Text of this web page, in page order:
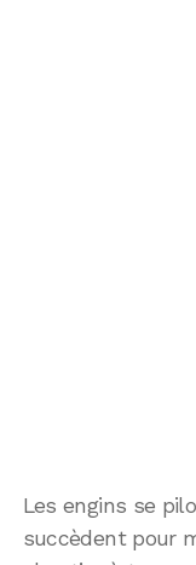
Les engins se
succèdent pour